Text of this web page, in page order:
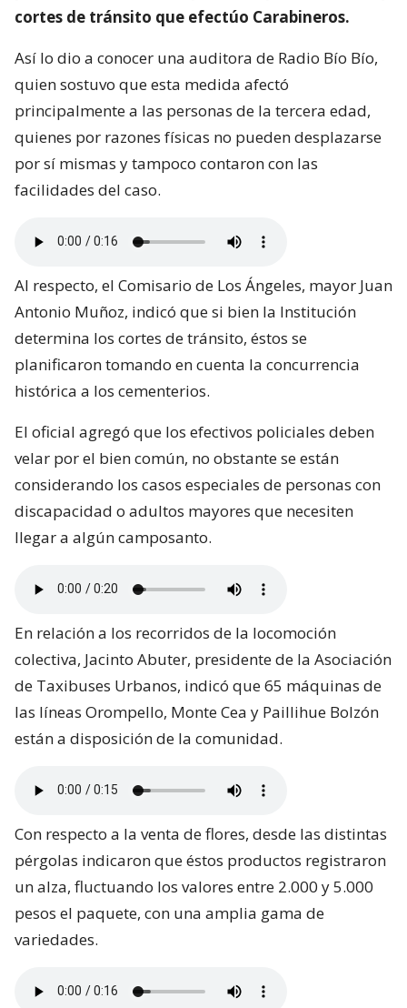
cortes de tránsito que efectúo Carabineros.
Así lo dio a conocer una auditora de Radio Bío Bío,
quien sostuvo que esta medida afectó
principalmente a las personas de la tercera edad,
quienes por razones físicas no pueden desplazarse
por sí mismas y tampoco contaron con las
facilidades del caso.
Al respecto, el Comisario de Los Ángeles, mayor Juan
Antonio Muñoz, indicó que si bien la Institución
determina los cortes de tránsito, éstos se
planificaron tomando en cuenta la concurrencia
histórica a los cementerios.
El oficial agregó que los efectivos policiales deben
velar por el bien común, no obstante se están
considerando los casos especiales de personas con
discapacidad o adultos mayores que necesiten
llegar a algún camposanto.
En relación a los recorridos de la locomoción
colectiva, Jacinto Abuter, presidente de la Asociación
de Taxibuses Urbanos, indicó que 65 máquinas de
las líneas Orompello, Monte Cea y Paillihue Bolzón
están a disposición de la comunidad.
Con respecto a la venta de flores, desde las distintas
pérgolas indicaron que éstos productos registraron
un alza, fluctuando los valores entre 2.000 y 5.000
pesos el paquete, con una amplia gama de
variedades.